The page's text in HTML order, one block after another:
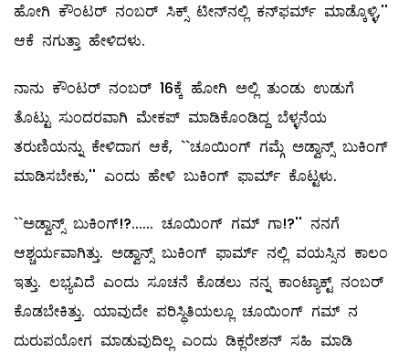
ಹೋಗಿ ಕೌಂಟರ್‌ ನಂಬರ್‌ ಸಿಕ್ಸ್ ಟೀನ್‌ನಲ್ಲಿ ಕನ್‌ಫರ್ಮ್ ಮಾಡ್ಕೊಳ್ಳಿ,''
ಆಕೆ ನಗುತ್ತಾ ಹೇಳಿದಳು.
ನಾನು ಕೌಂಟರ್‌ ನಂಬರ್‌ 16ಕ್ಕೆ ಹೋಗಿ ಅಲ್ಲಿ ತುಂಡು ಉಡುಗೆ
ತೊಟ್ಟು ಸುಂದರವಾಗಿ ಮೇಕಪ್‌ ಮಾಡಿಕೊಂಡಿದ್ದ ಬೆಳ್ಳನೆಯ
ತರುಣಿಯನ್ನು ಕೇಳಿದಾಗ ಆಕೆ, ``ಚೂಯಿಂಗ್‌ ಗಮ್ಗೆ ಅಡ್ವಾನ್ಸ್ ಬುಕಿಂಗ್‌
ಮಾಡಿಸಬೇಕು,'' ಎಂದು ಹೇಳಿ ಬುಕಿಂಗ್‌ ಫಾರ್ಮ್ ಕೊಟ್ಟಳು.
``ಅಡ್ವಾನ್ಸ್ ಬುಕಿಂಗ್‌!?...... ಚೂಯಿಂಗ್‌ ಗಮ್ ಗಾ!?'' ನನಗೆ
ಆಶ್ಚರ್ಯವಾಗಿತ್ತು. ಅಡ್ವಾನ್ಸ್ ಬುಕಿಂಗ್‌ ಫಾರ್ಮ್ ನಲ್ಲಿ ವಯಸ್ಸಿನ ಕಾಲಂ
ಇತ್ತು. ಲಭ್ಯವಿದೆ ಎಂದು ಸೂಚನೆ ಕೊಡಲು ನನ್ನ ಕಾಂಟ್ಯಾಕ್ಟ್ ನಂಬರ್‌
ಕೊಡಬೇಕಿತ್ತು. ಯಾವುದೇ ಪರಿಸ್ಥಿತಿಯಲ್ಲೂ ಚೂಯಿಂಗ್‌ ಗಮ್ ನ
ದುರುಪಯೋಗ ಮಾಡುವುದಿಲ್ಲ ಎಂದು ಡಿಕ್ಲರೇಶನ್‌ ಸಹಿ ಮಾಡಿ